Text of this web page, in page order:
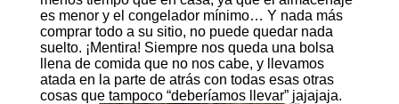
es menor y el congelador mínimo… Y nada más
comprar todo a su sitio, no puede quedar nada
suelto. ¡Mentira! Siempre nos queda una bolsa
llena de comida que no nos cabe, y llevamos
atada en la parte de atrás con todas esas otras
cosas que tampoco “deberíamos llevar” jajajaja.